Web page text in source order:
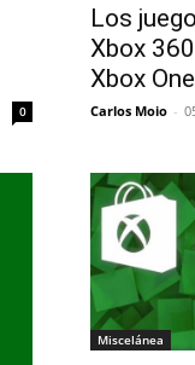
0
Los
Xbox
Xbox One
Carlos Moio -
Miscelánea